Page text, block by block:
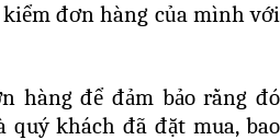
đơn hàng của mình với
hàng để đảm bảo rằng đó
quý khách đã đặt mua, bao